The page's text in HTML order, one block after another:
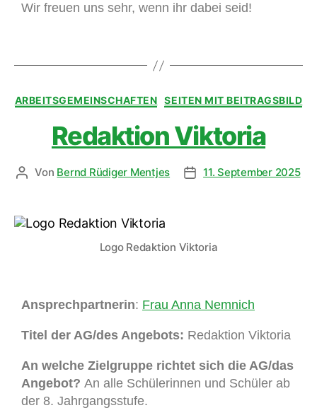
Wir freuen uns sehr, wenn ihr dabei seid!
ARBEITSGEMEINSCHAFTEN SEITEN MIT BEITRAGSBILD
Redaktion Viktoria
Von Bernd Rüdiger Mentjes 11. September 2025
Logo Redaktion Viktoria
Ansprechpartnerin: Frau Anna Nemnich
Titel der AG/des Angebots: Redaktion Viktoria
An welche Zielgruppe richtet sich die AG/das
Angebot? An alle Schülerinnen und Schüler ab
der 8. Jahrgangsstufe.